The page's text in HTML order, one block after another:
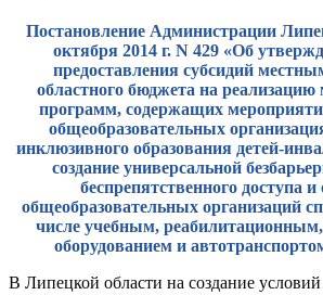
Постановление Администрации
октября 2014 г. N 429 «Об
предоставления субсидий
областного бюджета на
программ, содержащих
общеобразовательных
инклюзивного образования детей-
создание универсальной
беспрепятственного доступа
общеобразовательных организаций
числе учебным,
оборудованием и
В Липецкой области на создание